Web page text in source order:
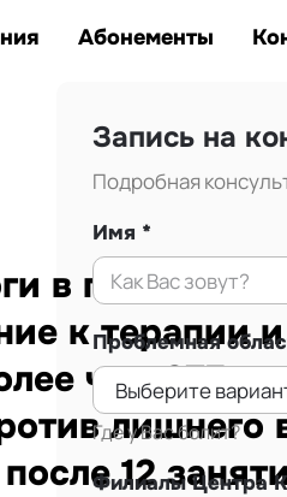
Абонементы
Запись на
Подробная
Имя
Проблемная
Где у Вас болит?
Филиалы Центра
в г. Алматы.
к терапии и
чем 875
лишнего
12